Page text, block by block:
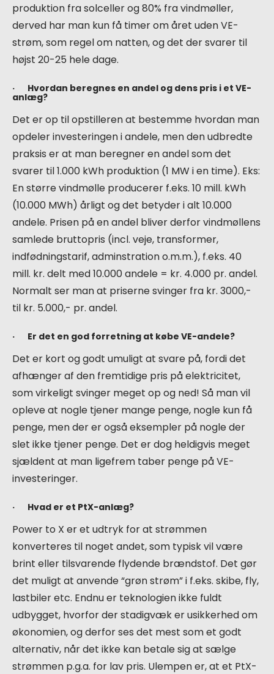
produktion fra solceller og 80% fra vindmøller,
derved har man kun få timer om året uden VE-
strøm, som regel om natten, og det der svarer til
højst 20-25 hele dage.
· Hvordan beregnes en andel og dens pris i et VE-
anlæg?
Det er op til opstilleren at bestemme hvordan man
opdeler investeringen i andele, men den udbredte
praksis er at man beregner en andel som det
svarer til 1.000 kWh produktion (1 MW i en time). Eks:
En større vindmølle producerer f.eks. 10 mill. kWh
(10.000 MWh) årligt og det betyder i alt 10.000
andele. Prisen på en andel bliver derfor vindmøllens
samlede bruttopris (incl. veje, transformer,
indfødningstarif, adminstration o.m.m.), f.eks. 40
mill. kr. delt med 10.000 andele = kr. 4.000 pr. andel.
Normalt ser man at priserne svinger fra kr. 3000,-
til kr. 5.000,- pr. andel.
· Er det en god forretning at købe VE-andele?
Det er kort og godt umuligt at svare på, fordi det
afhænger af den fremtidige pris på elektricitet,
som virkeligt svinger meget op og ned! Så man vil
opleve at nogle tjener mange penge, nogle kun få
penge, men der er også eksempler på nogle der
slet ikke tjener penge. Det er dog heldigvis meget
sjældent at man ligefrem taber penge på VE-
investeringer.
· Hvad er et PtX-anlæg?
Power to X er et udtryk for at strømmen
konverteres til noget andet, som typisk vil være
brint eller tilsvarende flydende brændstof. Det gør
det muligt at anvende “grøn strøm” i f.eks. skibe, fly,
lastbiler etc. Endnu er teknologien ikke fuldt
udbygget, hvorfor der stadigvæk er usikkerhed om
økonomien, og derfor ses det mest som et godt
alternativ, når det ikke kan betale sig at sælge
strømmen p.g.a. for lav pris. Ulempen er, at et PtX-